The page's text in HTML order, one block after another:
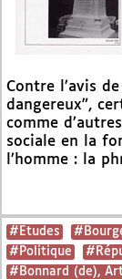
Contre l’avis
dangereux”,
comme
sociale en la
l’homme : la
#Etudes
#Politique
#Bonnard (de),